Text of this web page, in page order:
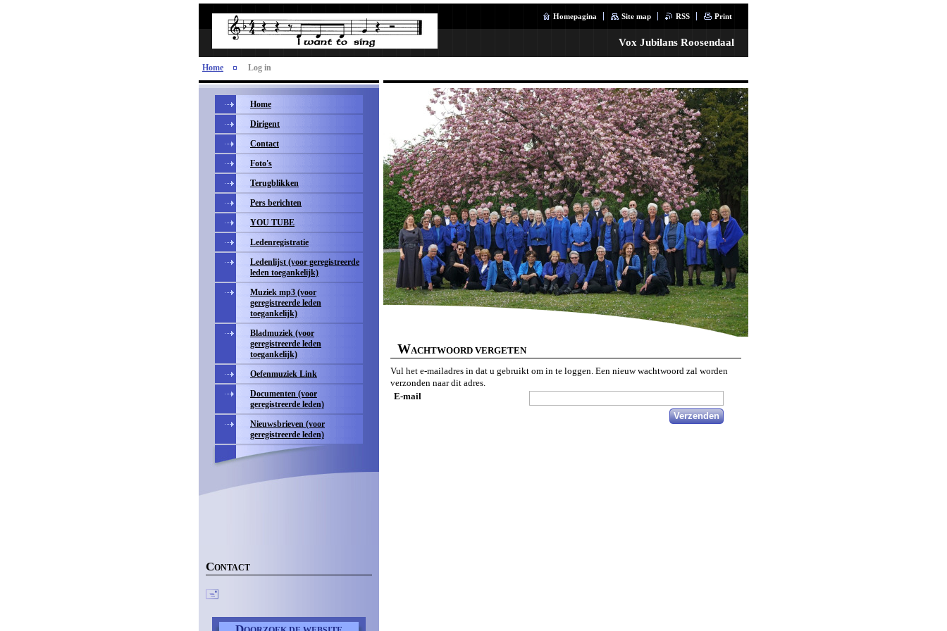
Homepagina Site map RSS Print
Vox Jubilans Roosendaal
Home Log in
WACHTWOORD VERGETEN
Vul het e-mailadres in dat u gebruikt om in te loggen. Een nieuw wachtwoord zal worden
verzonden naar dit adres.
E-mail
Verzenden
Home
Dirigent
Contact
Foto's
Terugblikken
Pers berichten
YOU TUBE
Ledenregistratie
Ledenlijst (voor geregistreerde
leden toegankelijk)
Muziek mp3 (voor
geregistreerde leden
toegankelijk)
Bladmuziek (voor
geregistreerde leden
toegankelijk)
Oefenmuziek Link
Documenten (voor
geregistreerde leden)
Nieuwsbrieven (voor
geregistreerde leden)
CONTACT